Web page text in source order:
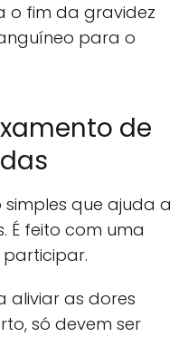
o fim da gravidez
para o
de
simples que ajuda a
É feito com uma
aliviar as dores
só devem ser